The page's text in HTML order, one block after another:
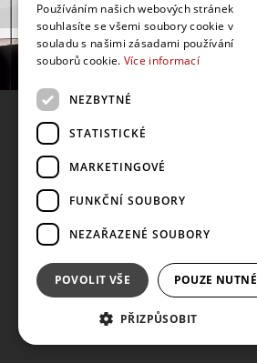
Používáním našich webových stránek
souhlasíte se všemi soubory cookie v
souladu s našimi zásadami používání
souborů cookie. Více informací
NEZBYTNÉ
STATISTICKÉ
MARKETINGOVÉ
FUNKČNÍ SOUBORY
NEZAŘAZENÉ SOUBORY
POVOLIT VŠE POUZE NUTNÉ
PŘIZPŮSOBIT